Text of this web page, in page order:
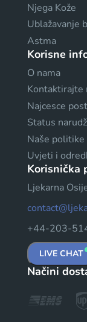
Njega Kože
Ublažavanje
Astma
Korisne
O nama
Kontaktirajte
Najcesce
Status
Naše politike
Uvjeti i
Korisnička
Ljekarna
+44-203-
LIVE CHAT
Načini